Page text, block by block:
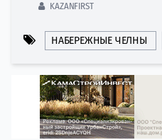
KAZANFIRST
НАБЕРЕЖНЫЕ ЧЕЛНЫ